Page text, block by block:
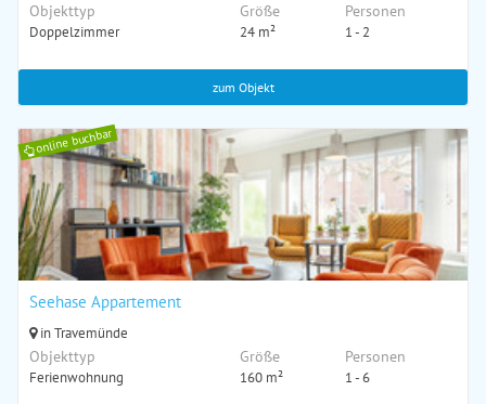
Objekttyp
Doppelzimmer
Größe
24 m²
Personen
1 - 2
zum Objekt
online buchbar
Seehase Appartement
in Travemünde
Objekttyp
Ferienwohnung
Größe
160 m²
Personen
1 - 6